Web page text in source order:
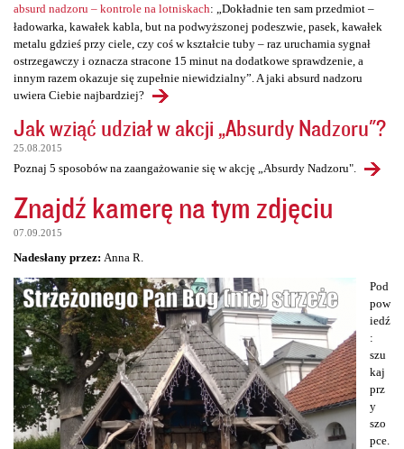
absurd nadzoru – kontrole na lotniskach: „Dokładnie ten sam przedmiot –
ładowarka, kawałek kabla, but na podwyższonej podeszwie, pasek, kawałek
metalu gdzieś przy ciele, czy coś w kształcie tuby – raz uruchamia sygnał
ostrzegawczy i oznacza stracone 15 minut na dodatkowe sprawdzenie, a
innym razem okazuje się zupełnie niewidzialny”. A jaki absurd nadzoru
uwiera Ciebie najbardziej?
Jak wziąć udział w akcji „Absurdy Nadzoru"?
25.08.2015
Poznaj 5 sposobów na zaangażowanie się w akcję „Absurdy Nadzoru".
Znajdź kamerę na tym zdjęciu
07.09.2015
Nadesłany przez: Anna R.
Pod
pow
iedź
:
szu
kaj
prz
y
szo
pce.